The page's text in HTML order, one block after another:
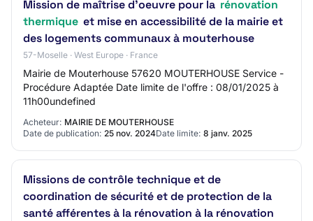
Mission de maîtrise d'oeuvre pour la rénovation
thermique et mise en accessibilité de la mairie et
des logements communaux à mouterhouse
57-Moselle · West Europe · France
Mairie de Mouterhouse 57620 MOUTERHOUSE Service -
Procédure Adaptée Date limite de l'offre : 08/01/2025 à
11h00undefined
Acheteur: MAIRIE DE MOUTERHOUSE
Date de publication: 25 nov. 2024Date limite: 8 janv. 2025
Missions de contrôle technique et de
coordination de sécurité et de protection de la
santé afférentes à la rénovation à la rénovation